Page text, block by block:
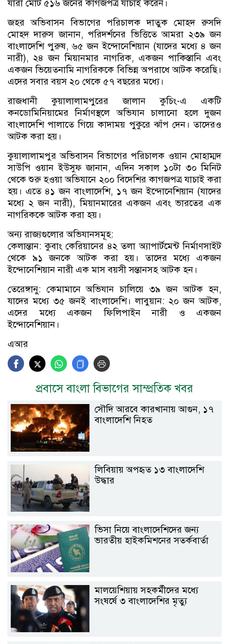
যারা মোট ৫১৬ জনের কাগজপত্র যাচাই করেন।
জহর অভিবাসন বিভাগের পরিচালক দাতুক মোহদ রুসদি
মোহদ দারুস জানান, পরিদর্শনের ভিত্তিতে আমরা ২৩৯ জন
বাংলাদেশি পুরুষ, ৬৫ জন ইন্দোনেশিয়ান (যাদের মধ্যে ৪ জন
নারী), ২৪ জন মিয়ানমার নাগরিক, একজন পাকিস্তানি এবং
একজন ভিয়েতনামি নাগরিককে বিভিন্ন অপরাধে আটক করেছি।
এদের সবার বয়স ২০ থেকে ৫৭ বছরের মধ্যে।
রাজধানী কুয়ালালামপুরের জালান কুচিং-এ একটি
কনডোমিনিয়ামের নির্মাণস্থলে অভিযান চালানো হলে দুজন
বাংলাদেশি পালাতে গিয়ে কাদাময় পুকুরে ঝাঁপ দেন। তাদেরও
আটক করা হয়।
কুয়ালালামপুর অভিবাসন বিভাগের পরিচালক ওয়ান মোহাম্মদ
সাউপি ওয়ান ইউসুফ জানান, এদিন সকাল ১০টা ৩০ মিনিট
থেকে শুরু হওয়া অভিযানে ২০০ বিদেশির কাগজপত্র যাচাই করা
হয়। এতে ৪১ জন বাংলাদেশি, ১৭ জন ইন্দোনেশিয়ান (যাদের
মধ্যে ২ জন নারী), মিয়ানমারের একজন এবং ভারতের এক
নাগরিককে আটক করা হয়।
অন্য রাজ্যগুলোর অভিযানসমূহ:
কেলান্তান: কুবাং কেরিয়ানের ৪২ তলা অ্যাপার্টমেন্ট নির্মাণসাইট
থেকে ৯১ জনকে আটক করা হয়। তাদের মধ্যে একজন
ইন্দোনেশিয়ান নারী এক মাস বয়সী সন্তানসহ আটক হন।
তেরেঙ্গানু: কেমামানে অভিযান চালিয়ে ৩৯ জন আটক হন,
যাদের মধ্যে ৩৫ জনই বাংলাদেশি। লাবুয়ান: ২০ জন আটক,
এদের মধ্যে একজন ফিলিপাইন নারী ও একজন
ইন্দোনেশিয়ান।
এআর
প্রবাসে বাংলা বিভাগের সাম্প্রতিক খবর
সৌদি আরবে কারখানায় আগুন, ১৭
বাংলাদেশি নিহত
লিবিয়ায় অপহৃত ১৩ বাংলাদেশি
উদ্ধার
ভিসা নিয়ে বাংলাদেশিদের জন্য
ভারতীয় হাইকমিশনের সতর্কবার্তা
মালয়েশিয়ায় সহকর্মীদের মধ্যে
সংষর্ষে ৩ বাংলাদেশির মৃত্যু